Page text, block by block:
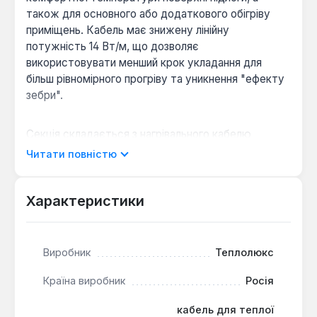
також для основного або додаткового обігріву
приміщень. Кабель має знижену лінійну
потужність 14 Вт/м, що дозволяє
використовувати менший крок укладання для
більш рівномірного прогріву та уникнення "ефекту
зебри".
Секція складається з нагрівального кабелю
діаметром 7 мм, з'єднувальної та кінцевої муфт, а
забезпечує захист від електромагнітного
температуру до 90°С. Рекомендована товщина
Знижена лінійна
Читати повністю
Характеристики
Виробник Теплолюкс
Країна виробник Росія
кабель для теплої